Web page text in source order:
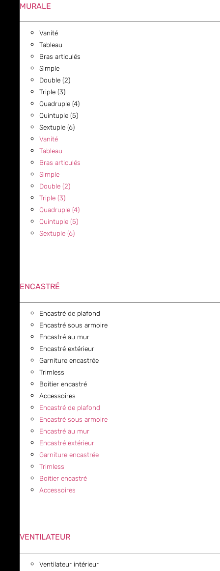
MURALE
Vanité
Tableau
Bras articulés
Simple
Double (2)
Triple (3)
Quadruple (4)
Quintuple (5)
Sextuple (6)
Vanité
Tableau
Bras articulés
Simple
Double (2)
Triple (3)
Quadruple (4)
Quintuple (5)
Sextuple (6)
ENCASTRÉ
Encastré de plafond
Encastré sous armoire
Encastré au mur
Encastré extérieur
Garniture encastrée
Trimless
Boitier encastré
Accessoires
Encastré de plafond
Encastré sous armoire
Encastré au mur
Encastré extérieur
Garniture encastrée
Trimless
Boitier encastré
Accessoires
VENTILATEUR
Ventilateur intérieur